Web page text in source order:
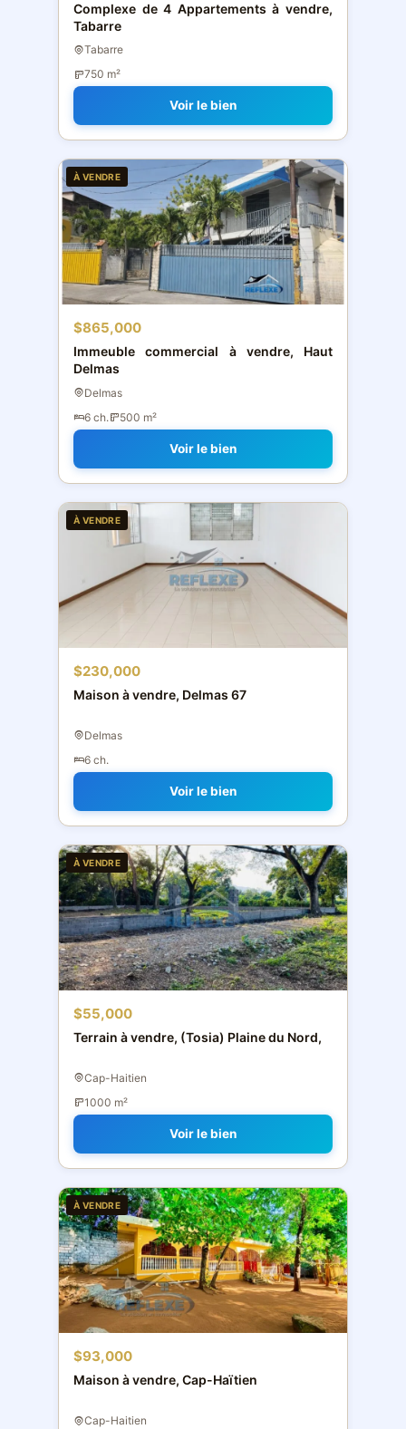
Complexe de 4 Appartements à vendre,
Tabarre
Tabarre
750 m²
Voir le bien
À VENDRE
$865,000
Immeuble commercial à vendre, Haut
Delmas
Delmas
6 ch.
500 m²
Voir le bien
À VENDRE
$230,000
Maison à vendre, Delmas 67
Delmas
6 ch.
Voir le bien
À VENDRE
$55,000
Terrain à vendre, (Tosia) Plaine du Nord,
Cap-Haitien
1000 m²
Voir le bien
À VENDRE
$93,000
Maison à vendre, Cap-Haïtien
Cap-Haitien